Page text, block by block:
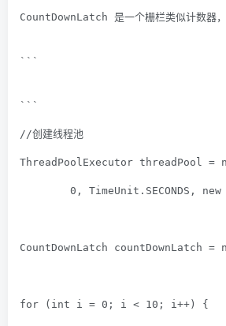
CountDownLatch 是一个栅栏类似计数器
```
```
//创建线程池
ThreadPoolExecutor threadPool =
0 , TimeUnit.SECONDS, new
CountDownLatch countDownLatch =
for ( int i = 0 ; i < 10 ; i++) {